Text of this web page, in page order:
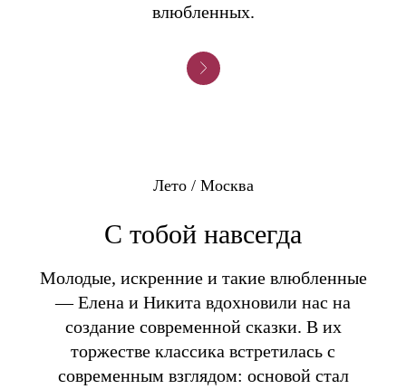
влюбленных.
Лето / Москва
С тобой навсегда
Молодые, искренние и такие влюбленные
— Елена и Никита вдохновили нас на
создание современной сказки. В их
торжестве классика встретилась с
современным взглядом: основой стал